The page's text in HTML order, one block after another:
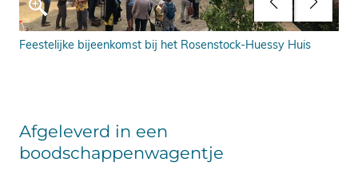
Feestelijke bijeenkomst bij het Rosenstock-Huessy Huis
Afgeleverd in een
boodschappenwagentje